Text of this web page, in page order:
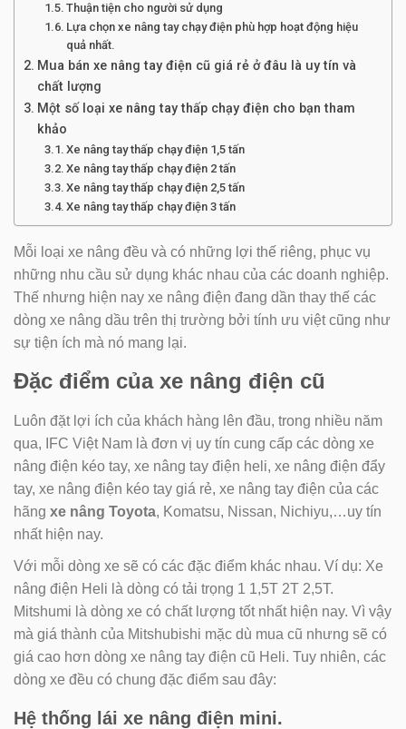
Thuận tiện cho người sử dụng
Lựa chọn xe nâng tay chạy điện phù hợp hoạt động hiệu
quả nhất.
Mua bán xe nâng tay điện cũ giá rẻ ở đâu là uy tín và
chất lượng
Một số loại xe nâng tay thấp chạy điện cho bạn tham
khảo
Xe nâng tay thấp chạy điện 1,5 tấn
Xe nâng tay thấp chạy điện 2 tấn
Xe nâng tay thấp chạy điện 2,5 tấn
Xe nâng tay thấp chạy điện 3 tấn
Mỗi loại xe nâng đều và có những lợi thế riêng, phục vụ
những nhu cầu sử dụng khác nhau của các doanh nghiệp.
Thế nhưng hiện nay xe nâng điện đang dần thay thế các
dòng xe nâng dầu trên thị trường bởi tính ưu việt cũng như
sự tiện ích mà nó mang lại.
Đặc điểm của xe nâng điện cũ
Luôn đặt lợi ích của khách hàng lên đầu, trong nhiều năm
qua, IFC Việt Nam là đơn vị uy tín cung cấp các dòng xe
nâng điện kéo tay, xe nâng tay điện heli, xe nâng điện đẩy
tay, xe nâng điện kéo tay giá rẻ, xe nâng tay điện của các
hãng xe nâng Toyota, Komatsu, Nissan, Nichiyu,…uy tín
nhất hiện nay.
Với mỗi dòng xe sẽ có các đặc điểm khác nhau. Ví dụ: Xe
nâng điện Heli là dòng có tải trọng 1 1,5T 2T 2,5T.
Mitshumi là dòng xe có chất lượng tốt nhất hiện nay. Vì vậy
mà giá thành của Mitshubishi mặc dù mua cũ nhưng sẽ có
giá cao hơn dòng xe nâng tay điện cũ Heli. Tuy nhiên, các
dòng xe đều có chung đặc điểm sau đây:
Hệ thống lái xe nâng điện mini.